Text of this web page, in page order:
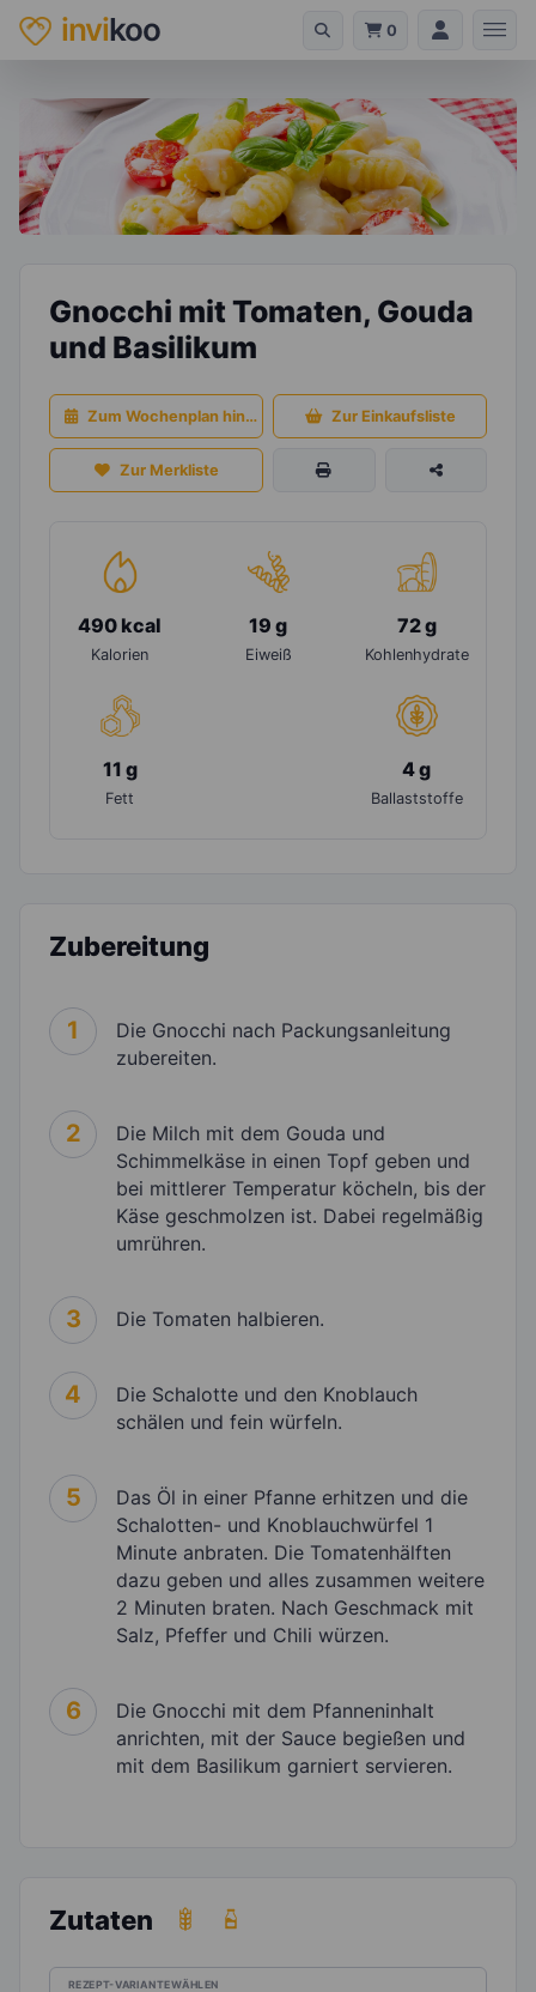
invikoo 0
Gnocchi mit Tomaten, Gouda
und Basilikum
Zum Wochenplan hinzufügen Zur Einkaufsliste
Zur Merkliste
490 kcal
Kalorien
19 g
Eiweiß
72 g
Kohlenhydrate
11 g
Fett
4 g
Ballaststoffe
Zubereitung
1
Die Gnocchi nach Packungsanleitung
zubereiten.
2
Die Milch mit dem Gouda und
Schimmelkäse in einen Topf geben und
bei mittlerer Temperatur köcheln, bis der
Käse geschmolzen ist. Dabei regelmäßig
umrühren.
3 Die Tomaten halbieren.
4
Die Schalotte und den Knoblauch
schälen und fein würfeln.
5
Das Öl in einer Pfanne erhitzen und die
Schalotten- und Knoblauchwürfel 1
Minute anbraten. Die Tomatenhälften
dazu geben und alles zusammen weitere
2 Minuten braten. Nach Geschmack mit
Salz, Pfeffer und Chili würzen.
6
Die Gnocchi mit dem Pfanneninhalt
anrichten, mit der Sauce begießen und
mit dem Basilikum garniert servieren.
Zutaten
REZEPT-VARIANTE WÄHLEN